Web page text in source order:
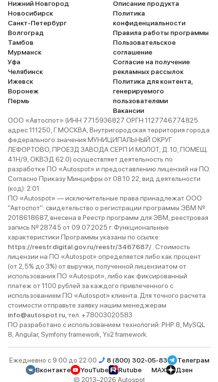
Нижний Новгород
Новосибирск
Санкт-Петербург
Волгоград
Тамбов
Мурманск
Уфа
Челябинск
Ижевск
Воронеж
Пермь
Описание продукта
Политика
конфиденциальности
Правила работы программы
Пользовательское
соглашение
Согласие на получение
рекламных рассылок
Политика для контента,
генерируемого
пользователями
Вакансии
ООО «Автоспот» (ИНН 7715936827 ОРГН 1127746774825
адрес 111250, Г.МОСКВА, Внутригородская территория города
федерального значения МУНИЦИПАЛЬНЫЙ ОКРУГ
ЛЕФОРТОВО, ПРОЕЗД ЗАВОДА СЕРП И МОЛОТ, Д. 10, ПОМЕЩ.
41Н/9, ОКВЭД 62.0) осуществляет деятельность по
разработке ПО «Autospot» и предоставлению лицензий на ПО.
Согласно Приказу Минцифры от 08.10.22, вид деятельности
(код): 2.01.
ПО «Autospot» — исключительные права принадлежат ООО
"Автоспот": свидетельство о регистрации программы ЭВМ №
2018618687, внесена в Реестр программ для ЭВМ, реестровая
запись № 28745 от 09.07.2025 г. Функциональные
характеристики Программы указаны по ссылке:
https://reestr.digital.gov.ru/reestr/3467687/ . Стоимость
лицензии на ПО «Autospot» определяется либо как процент
(от 2,5% до 3%) от выручки, полученной лицензиатом от
использования ПО «Autospot», либо как фиксированный
платеж от 1100 рублей за каждого привлеченного с
использованием ПО «Autospot» клиента. Для точного расчета
стоимости отправьте заявку нашим менеджерам
info@autospot.ru , тел. +78003020583
ПО разработано с использованием технологий: PHP 8, MySQL
8, Angular, Symfony framework, Yii2 framework.
Ежедневно с 9:00 до 22:00 8 (800) 302-05-83
Телеграм
Вконтакте
YouTube Rutube MAX
Дзен
© 2013–2026 Autospot